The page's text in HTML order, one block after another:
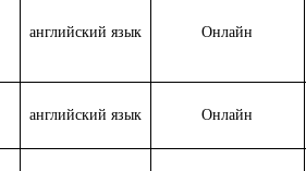
английский язык Онлайн
английский язык Онлайн